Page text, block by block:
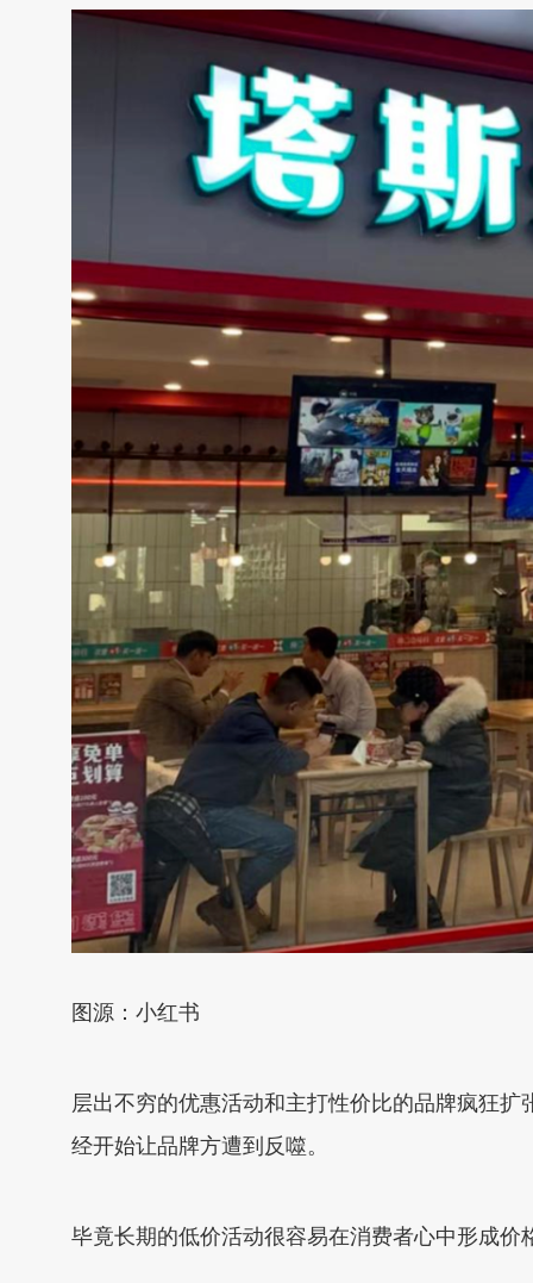
图源：小红书
层出不穷的优惠活动和主打性价比的品牌疯狂
经开始让品牌方遭到反噬。
毕竟长期的低价活动很容易在消费者心中形成